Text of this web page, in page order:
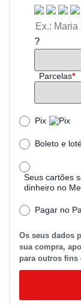
?
Parcelas*
Pix
Boleto e
Seus cartões
dinheiro no
Pagar no
Os seus dados
sua compra,
para outros fins